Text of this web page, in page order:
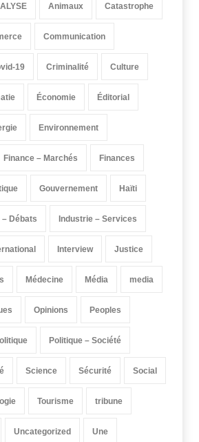
Animaux Catastrophe
Communication
19 Criminalité Culture
Économie Éditorial
Environnement
Finance – Marchés Finances
Gouvernement Haïti
– Débats Industrie – Services
Interview Justice
Médecine Média media
Opinions Peoples
Politique – Société
Science Sécurité Social
Tourisme tribune
Uncategorized Une